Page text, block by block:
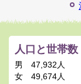
人口と世帯数
男
47,932人
女
49,674人